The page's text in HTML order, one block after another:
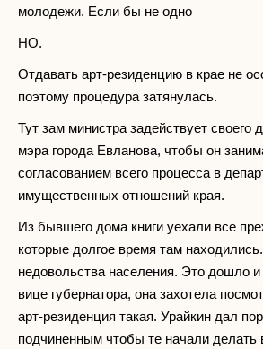
молодежи. Если бы не одно
НО.
Отдавать арт-резиденцию в крае не
поэтому процедура затянулась.
Тут зам министра задействует своего
мэра города Евланова, чтобы он
согласованием всего процесса в
имущественных отношений края.
Из бывшего дома книги уехали все
которые долгое время там
недовольства населения. Это дошло
вице губернатора, она захотела
арт-резиденция такая. Урайкин дал
подчиненным чтобы те начали делать